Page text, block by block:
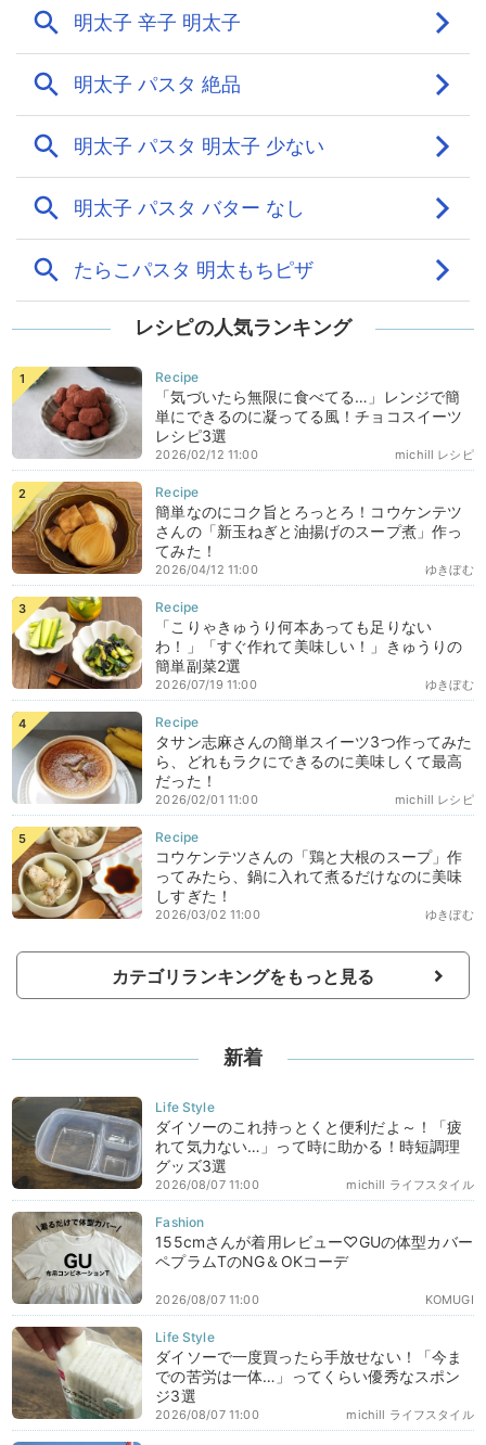
レシピの人気ランキング
「気づいたら無限に食べてる…」レンジで簡
単にできるのに凝ってる風！チョコスイーツ
レシピ3選
michill レシピ
2026/02/12 11:00
簡単なのにコク旨とろっとろ！コウケンテツ
さんの「新玉ねぎと油揚げのスープ煮」作っ
てみた！
ゆきぼむ
2026/04/12 11:00
「こりゃきゅうり何本あっても足りない
わ！」「すぐ作れて美味しい！」きゅうりの
簡単副菜2選
ゆきぼむ
2026/07/19 11:00
タサン志麻さんの簡単スイーツ3つ作ってみた
ら、どれもラクにできるのに美味しくて最高
だった！
michill レシピ
2026/02/01 11:00
コウケンテツさんの「鶏と大根のスープ」作
ってみたら、鍋に入れて煮るだけなのに美味
しすぎた！
ゆきぼむ
2026/03/02 11:00
カテゴリランキングをもっと見る
新着
ダイソーのこれ持っとくと便利だよ～！「疲
れて気力ない…」って時に助かる！時短調理
グッズ3選
michill ライフスタイル
2026/08/07 11:00
155cmさんが着用レビュー♡GUの体型カバー
ペプラムTのNG＆OKコーデ
KOMUGI
2026/08/07 11:00
ダイソーで一度買ったら手放せない！「今ま
での苦労は一体…」ってくらい優秀なスポン
ジ3選
michill ライフスタイル
2026/08/07 11:00